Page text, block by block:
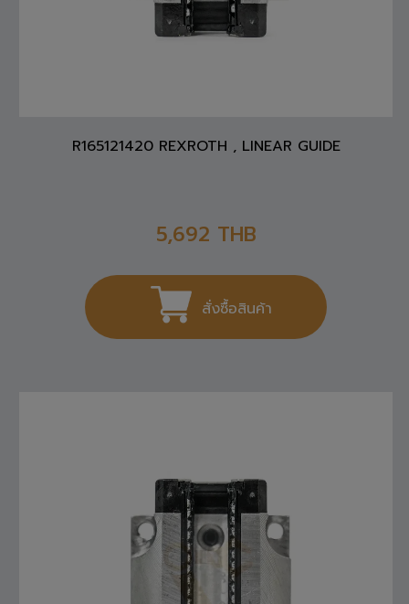
R165121420 REXROTH , LINEAR GUIDE
5,692 THB
สั่งซื้อสินค้า